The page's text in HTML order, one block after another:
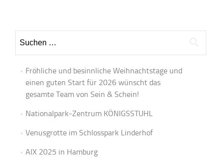
Navigation
nach:
Fröhliche und besinnliche Weihnachtstage und
einen guten Start für 2026 wünscht das
gesamte Team von Sein & Schein!
Nationalpark-Zentrum KÖNIGSSTUHL
Venusgrotte im Schlosspark Linderhof
AIX 2025 in Hamburg